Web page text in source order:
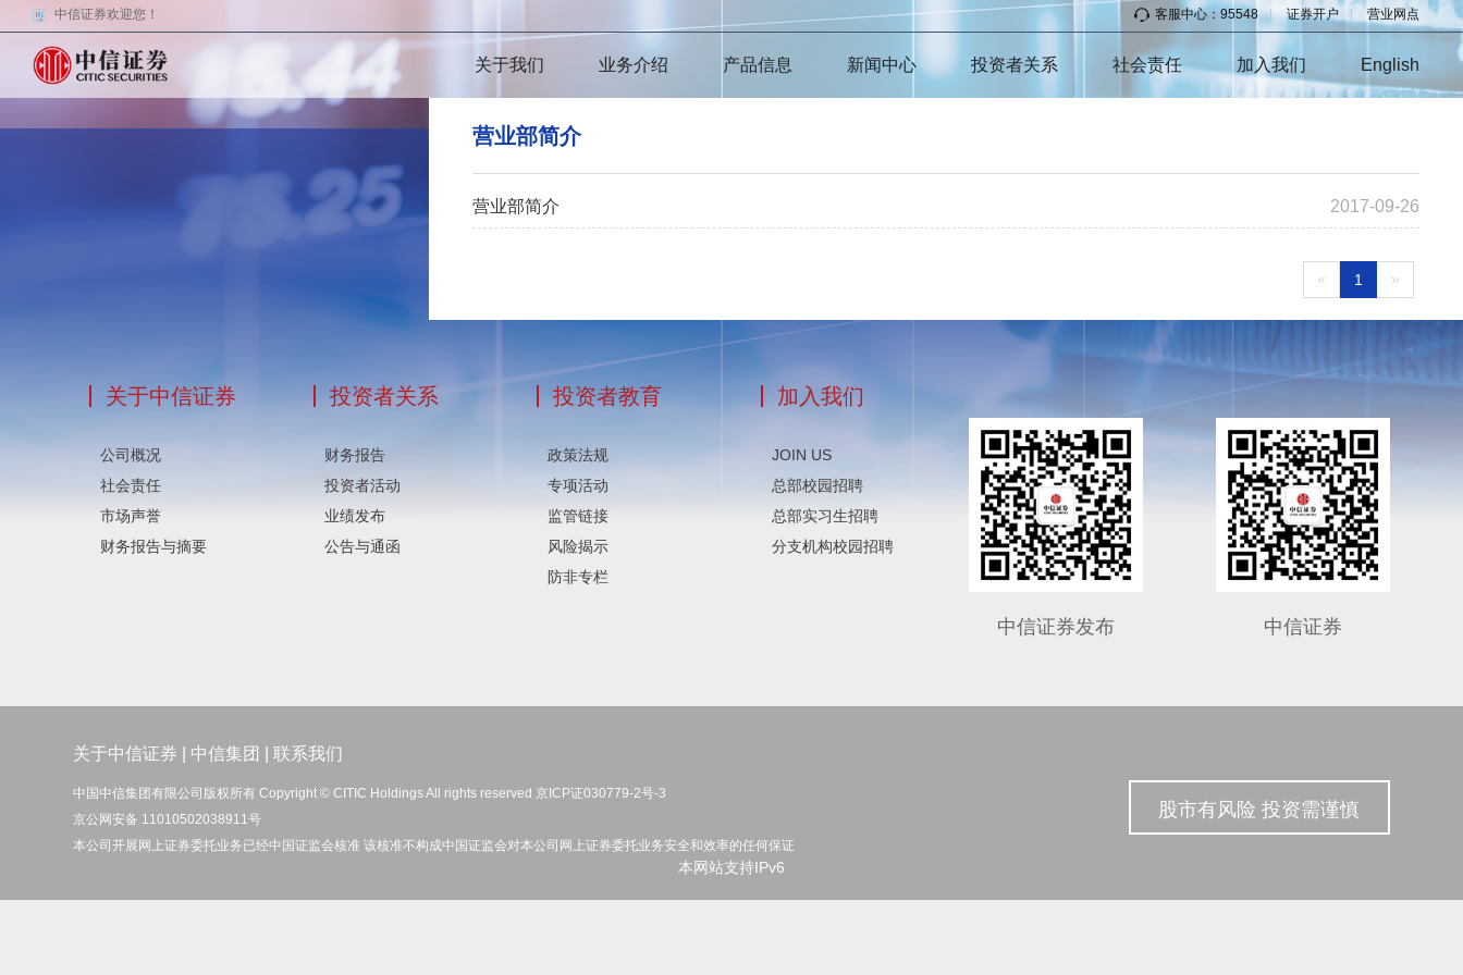
中信证券欢迎您！ 客服中心：95548 | 证券开户 营业网点
关于我们 业务介绍 产品信息 新闻中心 投资者关系 社会责任 加入我们 English
营业部简介
2017-09-26
营业部简介
« 1 »
中信证券发布 中信证券
关于中信证券
公司概况
社会责任
市场声誉
财务报告与摘要
投资者关系
财务报告
投资者活动
业绩发布
公告与通函
投资者教育
政策法规
专项活动
监管链接
风险揭示
防非专栏
加入我们
JOIN US
总部校园招聘
总部实习生招聘
分支机构校园招聘
关于中信证券 中信集团 |联系我们
中国中信集团有限公司版权所有 Copyright © CITIC Holdings All rights reserved 京ICP证030779-2号-3
京公网安备 11010502038911号
本公司开展网上证券委托业务已经中国证监会核准 该核准不构成中国证监会对本公司网上证券委托业务安全和效率的任何保证
股市有风险 投资需谨慎
本网站支持IPv6